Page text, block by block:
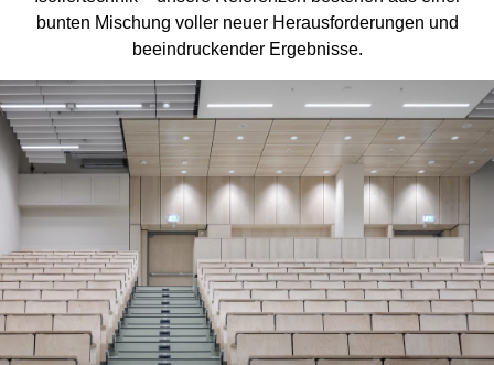
bunten Mischung voller neuer Herausforderungen und
beeindruckender Ergebnisse.